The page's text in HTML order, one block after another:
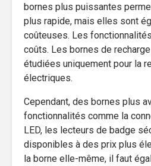
bornes plus puissantes
plus rapide, mais elles sont
coûteuses. Les
coûts. Les bornes de
étudiées uniquement pour la
électriques.
Cependant, des bornes plus
fonctionnalités comme la
LED, les lecteurs de badge
disponibles à des prix plus
la borne elle-même, il faut